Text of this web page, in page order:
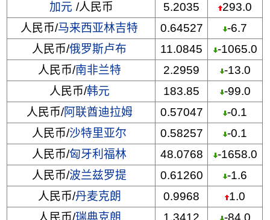
加元 /人民币 5.2035
293.0
人民币/马来西亚林吉特 0.64527
-6.7
人民币/俄罗斯卢布 11.0845
-1065.0
人民币/南非兰特 2.2959
-13.0
人民币/韩元 183.85
-99.0
人民币/阿联酋迪拉姆 0.57047
-0.1
人民币/沙特里亚尔 0.58257
-0.1
人民币/匈牙利福林 48.0768
-1658.0
人民币/波兰兹罗提 0.61260
-1.6
人民币/丹麦克朗 0.9968
1.0